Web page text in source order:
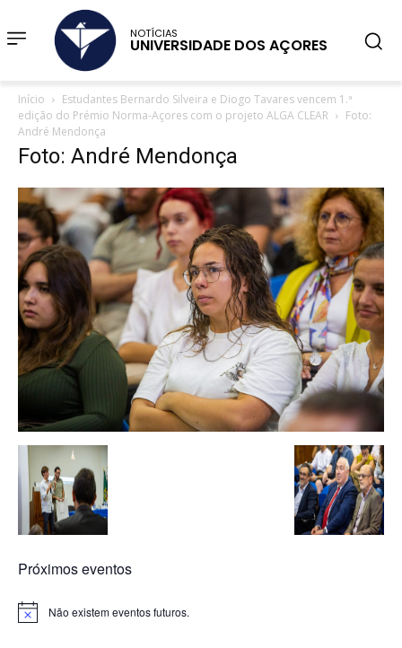
NOTÍCIAS
UNIVERSIDADE DOS AÇORES
Início
Estudantes Bernardo Silveira e Diogo Tavares vencem 1.ª
edição do Prémio Norma-Açores com o projeto ALGA CLEAR
Foto:
André Mendonça
Foto: André Mendonça
Próximos eventos
Aviso Não existem eventos futuros.